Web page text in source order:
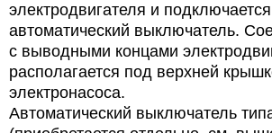
электродвигателя и
автоматический выключатель.
с выводными концами
располагается под верхней
электронасоса.
Автоматический выключатель